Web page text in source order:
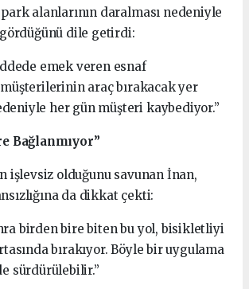
alanlarının daralması nedeniyle
dile getirdi:
emek veren esnaf
araç bırakacak yer
her gün müşteri kaybediyor.”
Bağlanmıyor”
işlevsiz olduğunu savunan İnan,
da dikkat çekti:
birden bire biten bu yol, bisikletliyi
bırakıyor. Böyle bir uygulama
sürdürülebilir.”